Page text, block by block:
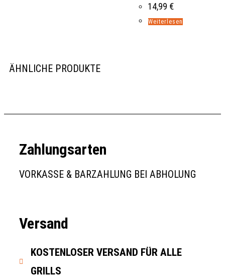
14,99 €
Weiterlesen
ÄHNLICHE PRODUKTE
Zahlungsarten
VORKASSE & BARZAHLUNG BEI ABHOLUNG
Versand
KOSTENLOSER VERSAND FÜR ALLE
GRILLS